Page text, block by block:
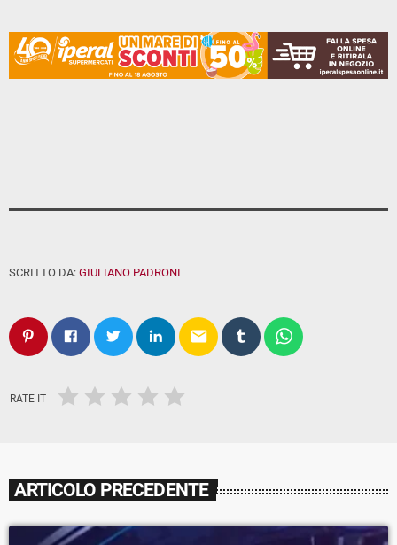
SCRITTO DA: GIULIANO PADRONI
email
RATE IT
ARTICOLO PRECEDENTE